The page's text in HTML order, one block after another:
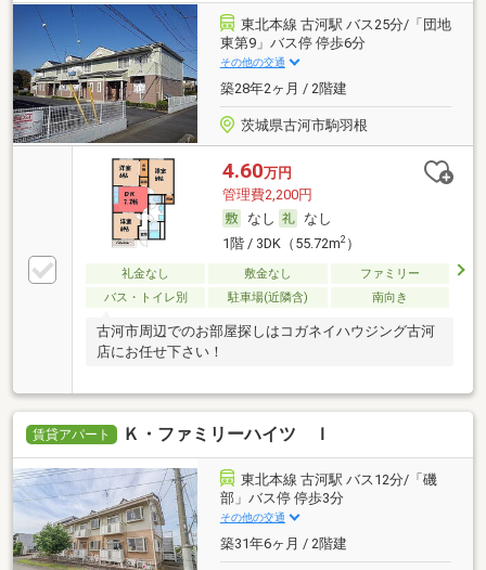
東北本線 古河駅 バス25分/「団地
東第9」バス停 停歩6分
その他の交通
築28年2ヶ月 / 2階建
茨城県古河市駒羽根
4.60万円
管理費2,200円
なし
なし
1階 / 3DK（55.72m2）
礼金なし 敷金なし
ファミリー
バス・トイレ別
駐車場(近隣含) 南向き
古河市周辺でのお部屋探しはコガネイハウジング古河
店にお任せ下さい！
賃貸アパート Ｋ・ファミリーハイツ Ｉ
東北本線 古河駅 バス12分/「磯
部」バス停 停歩3分
その他の交通
築31年6ヶ月 / 2階建